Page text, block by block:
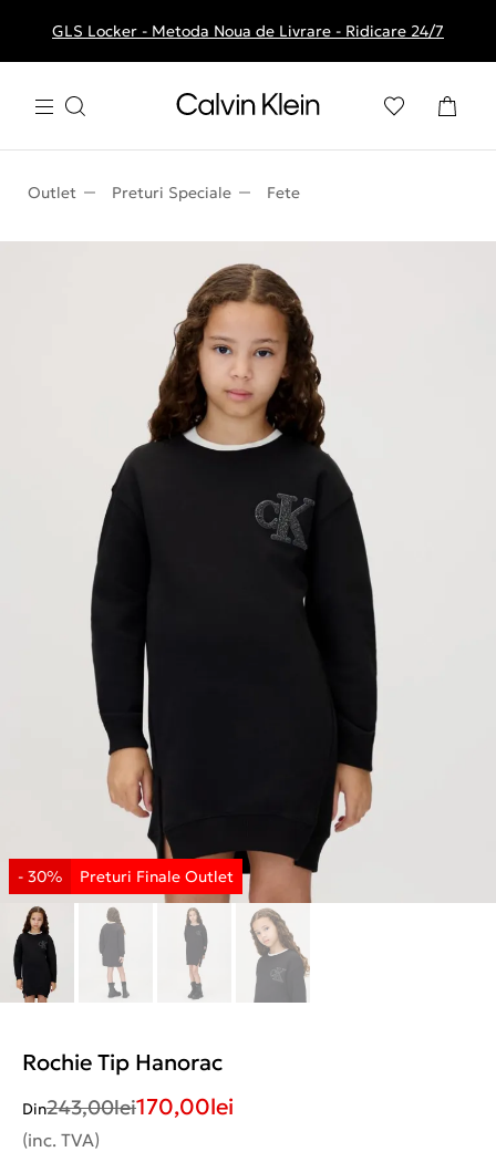
Livrare gratuita la comenzile de peste 250 RON
GLS Locker - Metoda Noua de Livrare - Ridicare 24/7
Outlet Preturi Speciale Fete
Rochie Tip Hanorac
Din243,00lei170,00lei
(inc. TVA)